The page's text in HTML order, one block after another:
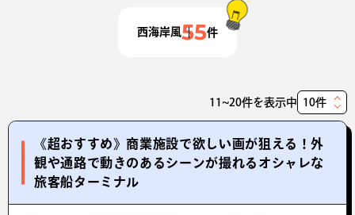
西海岸風55件
11~20件を表示中
表
件
数
《超おすすめ》商業施設で欲しい画が狙える！外
観や通路で動きのあるシーンが撮れるオシャレな
旅客船ターミナル